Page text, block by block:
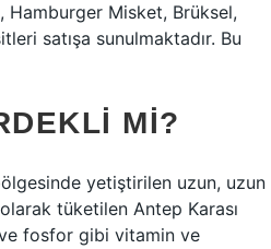
Misket, Brüksel,
satışa sunulmaktadır. Bu
MI?
yetiştirilen uzun, uzun
tüketilen Antep Karası
fosfor gibi vitamin ve